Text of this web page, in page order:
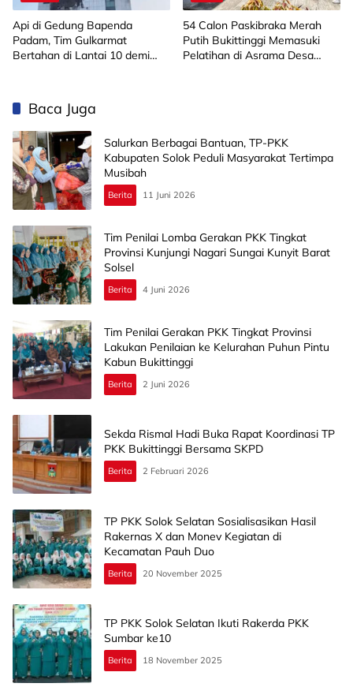
Api di Gedung Bapenda
Padam, Tim Gulkarmat
Bertahan di Lantai 10 demi
‎54 Calon Paskibraka Merah
Putih Bukittinggi Memasuki
Pelatihan di Asrama Desa
Baca Juga
Salurkan Berbagai Bantuan, TP-PKK
Kabupaten Solok Peduli Masyarakat Tertimpa
Musibah
Berita 11 Juni 2026
Tim Penilai Lomba Gerakan PKK Tingkat
Provinsi Kunjungi Nagari Sungai Kunyit Barat
Solsel
Berita 4 Juni 2026
Tim Penilai Gerakan PKK Tingkat Provinsi
Lakukan Penilaian ke Kelurahan Puhun Pintu
Kabun Bukittinggi
Berita 2 Juni 2026
Sekda Rismal Hadi Buka Rapat Koordinasi TP
PKK Bukittinggi Bersama SKPD
Berita 2 Februari 2026
TP PKK Solok Selatan Sosialisasikan Hasil
Rakernas X dan Monev Kegiatan di
Kecamatan Pauh Duo
Berita 20 November 2025
TP PKK Solok Selatan Ikuti Rakerda PKK
Sumbar ke10
Berita 18 November 2025